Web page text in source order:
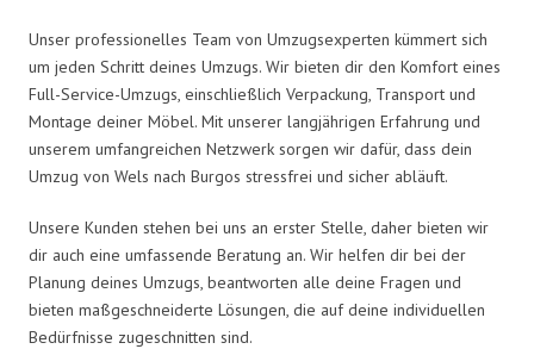
Unser professionelles Team von Umzugsexperten kümmert sich
um jeden Schritt deines Umzugs. Wir bieten dir den Komfort eines
Full-Service-Umzugs, einschließlich Verpackung, Transport und
Montage deiner Möbel. Mit unserer langjährigen Erfahrung und
unserem umfangreichen Netzwerk sorgen wir dafür, dass dein
Umzug von Wels nach Burgos stressfrei und sicher abläuft.
Unsere Kunden stehen bei uns an erster Stelle, daher bieten wir
dir auch eine umfassende Beratung an. Wir helfen dir bei der
Planung deines Umzugs, beantworten alle deine Fragen und
bieten maßgeschneiderte Lösungen, die auf deine individuellen
Bedürfnisse zugeschnitten sind.